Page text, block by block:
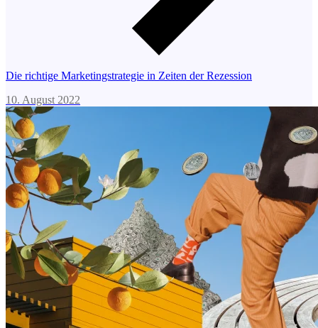
Die richtige Marketingstrategie in Zeiten der Rezession
10. August 2022